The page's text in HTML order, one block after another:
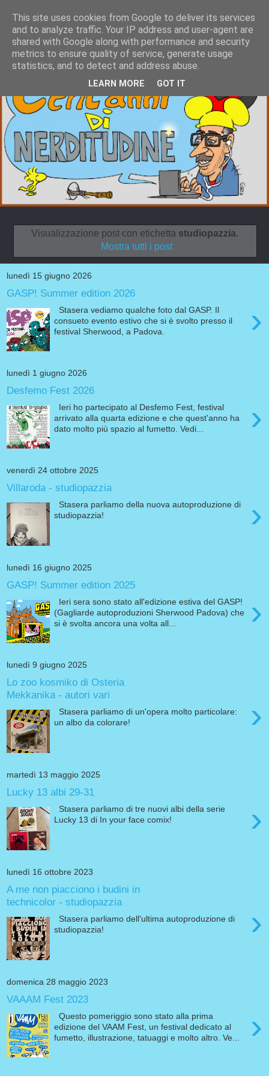
Visualizzazione post con etichetta studiopazzia.
Mostra tutti i post
lunedì 15 giugno 2026
GASP! Summer edition 2026
›
Stasera vediamo qualche foto dal GASP. Il
consueto evento estivo che si è svolto presso il
festival Sherwood, a Padova.
lunedì 1 giugno 2026
Desfemo Fest 2026
›
Ieri ho partecipato al Desfemo Fest, festival
arrivato alla quarta edizione e che quest'anno ha
dato molto più spazio al fumetto. Vedi...
venerdì 24 ottobre 2025
Villaroda - studiopazzia
›
Stasera parliamo della nuova autoproduzione di
studiopazzia!
lunedì 16 giugno 2025
GASP! Summer edition 2025
›
Ieri sera sono stato all'edizione estiva del GASP!
(Gagliarde autoproduzioni Sherwood Padova) che
si è svolta ancora una volta all...
lunedì 9 giugno 2025
Lo zoo kosmiko di Osteria
Mekkanika - autori vari
›
Stasera parliamo di un'opera molto particolare:
un albo da colorare!
martedì 13 maggio 2025
Lucky 13 albi 29-31
›
Stasera parliamo di tre nuovi albi della serie
Lucky 13 di In your face comix!
lunedì 16 ottobre 2023
A me non piacciono i budini in
technicolor - studiopazzia
›
Stasera parliamo dell'ultima autoproduzione di
studiopazzia!
domenica 28 maggio 2023
VAAAM Fest 2023
›
Questo pomeriggio sono stato alla prima
edizione del VAAM Fest, un festival dedicato al
fumetto, illustrazione, tatuaggi e molto altro. Ve...
This site uses cookies from Google to deliver its services
and to analyze traffic. Your IP address and user-agent are
shared with Google along with performance and security
metrics to ensure quality of service, generate usage
statistics, and to detect and address abuse.
LEARN MORE GOT IT